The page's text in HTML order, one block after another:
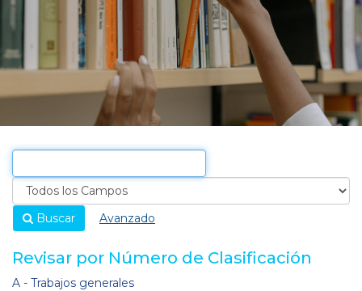
Buscar Avanzado
Revisar por Número de Clasificación
A - Trabajos generales